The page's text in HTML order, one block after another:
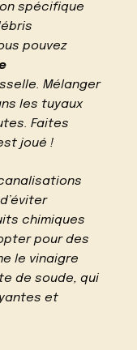
spécifique
pouvez
Mélanger
les tuyaux
Faites
joué !
chimiques
pour des
le vinaigre
de soude, qui
et